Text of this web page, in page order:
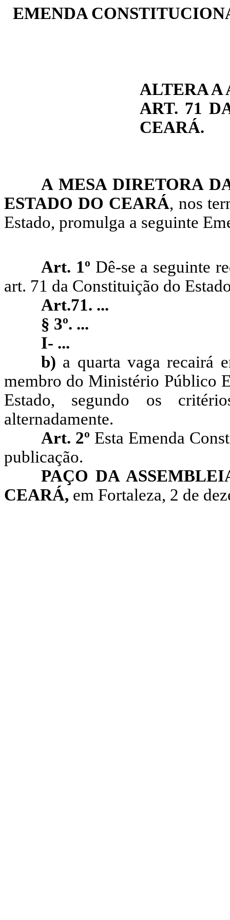
EMENDA
ALTERA A
ART. 71
CEARÁ.
A MESA DIRETORA
ESTADO DO CEARÁ, nos
Estado, promulga a seguinte
Art. 1º Dê-se a seguinte
art. 71 da Constituição do
Art.71. ...
§ 3º. ...
I- ...
b) a quarta vaga recairá
membro do Ministério Público
Estado, segundo os
alternadamente.
Art. 2º Esta Emenda
publicação.
PAÇO DA
CEARÁ, em Fortaleza, 2 de